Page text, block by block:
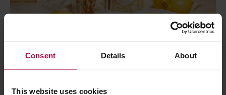
Consent Details About
This website uses cookies
Kawa Przepisy
Lemonade espresso czy pistachio